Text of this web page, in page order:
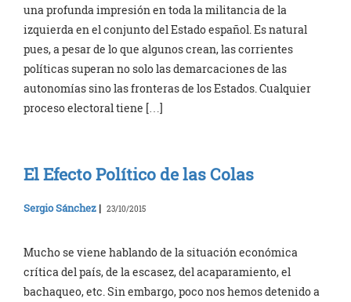
una profunda impresión en toda la militancia de la
izquierda en el conjunto del Estado español. Es natural
pues, a pesar de lo que algunos crean, las corrientes
políticas superan no solo las demarcaciones de las
autonomías sino las fronteras de los Estados. Cualquier
proceso electoral tiene […]
El Efecto Político de las Colas
Sergio Sánchez | 23/10/2015
Mucho se viene hablando de la situación económica
crítica del país, de la escasez, del acaparamiento, el
bachaqueo, etc. Sin embargo, poco nos hemos detenido a